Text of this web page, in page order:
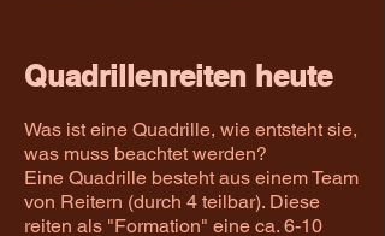
Quadrillenreiten heute
Was ist eine Quadrille, wie entsteht sie,
was muss beachtet werden?
Eine Quadrille besteht aus einem Team
von Reitern (durch 4 teilbar). Diese
reiten als "Formation" eine ca. 6-10